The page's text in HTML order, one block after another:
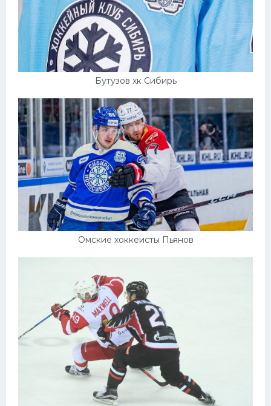
Бутузов хк Сибирь
Омские хоккеисты Пьянов